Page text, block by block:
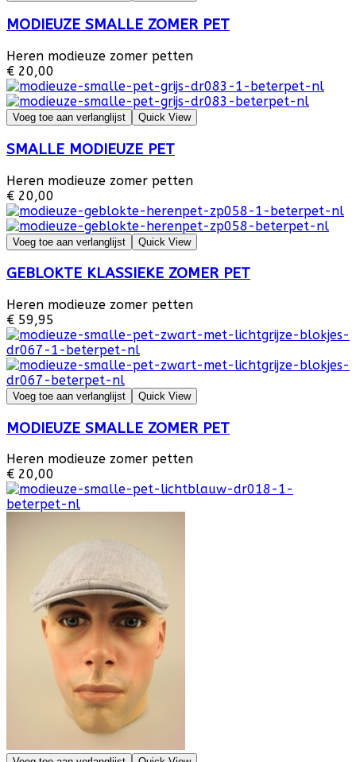
MODIEUZE SMALLE ZOMER PET
Heren modieuze zomer petten
€ 20,00
Voeg toe aan verlanglijst Quick View
SMALLE MODIEUZE PET
Heren modieuze zomer petten
€ 20,00
Voeg toe aan verlanglijst Quick View
GEBLOKTE KLASSIEKE ZOMER PET
Heren modieuze zomer petten
€ 59,95
Voeg toe aan verlanglijst Quick View
MODIEUZE SMALLE ZOMER PET
Heren modieuze zomer petten
€ 20,00